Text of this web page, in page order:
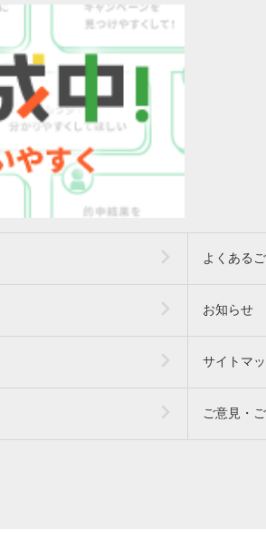
よくある
お知らせ
サイトマ
ご意見・